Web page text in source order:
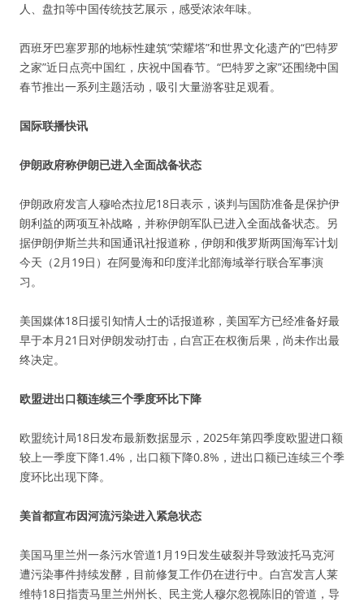
人、盘扣等中国传统技艺展示，感受浓浓年味。
西班牙巴塞罗那的地标性建筑“荣耀塔”和世界文化遗产的“巴特罗
之家”近日点亮中国红，庆祝中国春节。“巴特罗之家”还围绕中国
春节推出一系列主题活动，吸引大量游客驻足观看。
国际联播快讯
伊朗政府称伊朗已进入全面战备状态
伊朗政府发言人穆哈杰拉尼18日表示，谈判与国防准备是保护伊
朗利益的两项互补战略，并称伊朗军队已进入全面战备状态。另
据伊朗伊斯兰共和国通讯社报道称，伊朗和俄罗斯两国海军计划
今天（2月19日）在阿曼海和印度洋北部海域举行联合军事演
习。
美国媒体18日援引知情人士的话报道称，美国军方已经准备好最
早于本月21日对伊朗发动打击，白宫正在权衡后果，尚未作出最
终决定。
欧盟进出口额连续三个季度环比下降
欧盟统计局18日发布最新数据显示，2025年第四季度欧盟进口额
较上一季度下降1.4%，出口额下降0.8%，进出口额已连续三个季
度环比出现下降。
美首都宣布因河流污染进入紧急状态
美国马里兰州一条污水管道1月19日发生破裂并导致波托马克河
遭污染事件持续发酵，目前修复工作仍在进行中。白宫发言人莱
维特18日指责马里兰州州长、民主党人穆尔忽视陈旧的管道，导